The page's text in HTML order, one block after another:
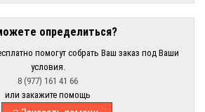
определиться?
помогут собрать Ваш заказ под Ваши
условия.
8 (977) 161 41 66
или закажите помощь